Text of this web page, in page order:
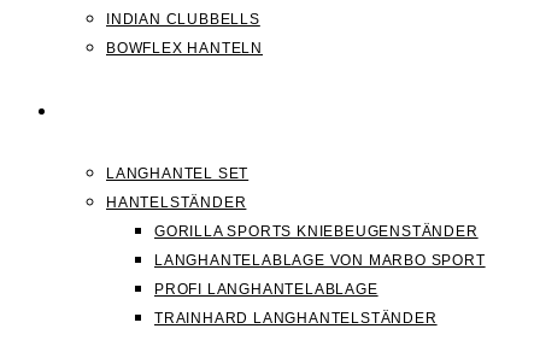
INDIAN CLUBBELLS
BOWFLEX HANTELN
LANGHANTEL SET
HANTELSTÄNDER
GORILLA SPORTS KNIEBEUGENSTÄNDER
LANGHANTELABLAGE VON MARBO SPORT
PROFI LANGHANTELABLAGE
TRAINHARD LANGHANTELSTÄNDER